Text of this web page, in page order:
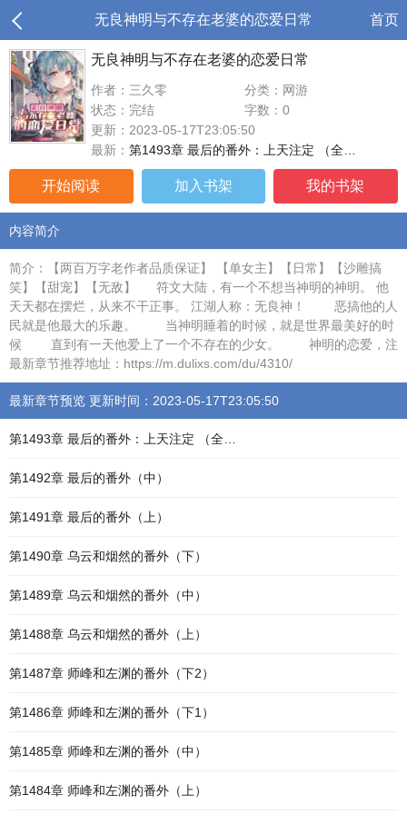
无良神明与不存在老婆的恋爱日常 首页
无良神明与不存在老婆的恋爱日常
作者：三久零
分类：网游
状态：完结
字数：0
更新：2023-05-17T23:05:50
最新： 第1493章 最后的番外：上天注定 （全…
开始阅读 加入书架 我的书架
内容简介
简介：【两百万字老作者品质保证】 【单女主】【日常】【沙雕搞
笑】【甜宠】【无敌】 符文大陆，有一个不想当神明的神明。 他
天天都在摆烂，从来不干正事。 江湖人称：无良神！ 恶搞他的人
民就是他最大的乐趣。 当神明睡着的时候，就是世界最美好的时
候 直到有一天他爱上了一个不存在的少女。 神明的恋爱，注
最新章节推荐地址：https://m.dulixs.com/du/4310/
最新章节预览 更新时间：2023-05-17T23:05:50
第1493章 最后的番外：上天注定 （全…
第1492章 最后的番外（中）
第1491章 最后的番外（上）
第1490章 乌云和烟然的番外（下）
第1489章 乌云和烟然的番外（中）
第1488章 乌云和烟然的番外（上）
第1487章 师峰和左渊的番外（下2）
第1486章 师峰和左渊的番外（下1）
第1485章 师峰和左渊的番外（中）
第1484章 师峰和左渊的番外（上）